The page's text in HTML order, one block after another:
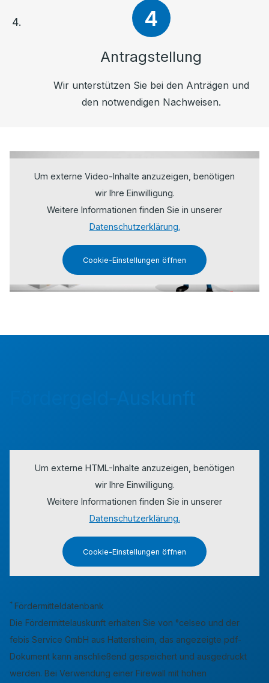
Antragstellung
Wir unterstützen Sie bei den Anträgen und
den notwendigen Nachweisen.
Um externe Video-Inhalte anzuzeigen, benötigen
wir Ihre Einwilligung.
Weitere Informationen finden Sie in unserer
Datenschutzerklärung.
Cookie-Einstellungen öffnen
Um externe HTML-Inhalte anzuzeigen, benötigen
wir Ihre Einwilligung.
Weitere Informationen finden Sie in unserer
Datenschutzerklärung.
Cookie-Einstellungen öffnen
* Fördermitteldatenbank
Die Fördermittelauskunft erhalten Sie von °celseo und der
febis Service GmbH aus Hattersheim, das angezeigte pdf-
Dokument kann anschließend gespeichert und ausgedruckt
werden. Bei Verwendung einer Firewall mit hohen